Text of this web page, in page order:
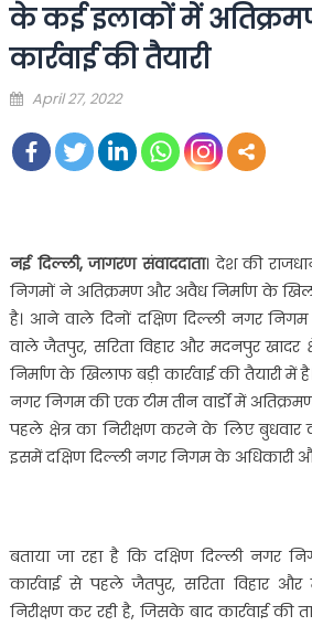
के कई इलाकों में
कार्रवाई की तैयारी
Posted
April 27, 2022
नई दिल्ली, जागरण संवाददाता। देश की
निगमों ने अतिक्रमण और अवैध निर्माण के
है। आने वाले दिनों दक्षिण दिल्ली नगर
वाले जैतपुर, सरिता विहार और मदनपुर खादर
निर्माण के खिलाफ बड़ी कार्रवाई की तैयारी में
नगर निगम की एक टीम तीन वार्डों में
पहले क्षेत्र का निरीक्षण करने के लिए बुधवार
इसमें दक्षिण दिल्ली नगर निगम के अधिकारी
बताया जा रहा है कि दक्षिण दिल्ली नगर
कार्रवाई से पहले जैतपुर, सरिता विहार
निरीक्षण कर रही है, जिसके बाद कार्रवाई की